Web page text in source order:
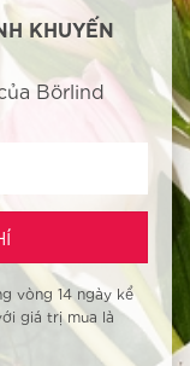
KHUYẾN
Börlind
vòng 14 ngày kể
giá trị mua là